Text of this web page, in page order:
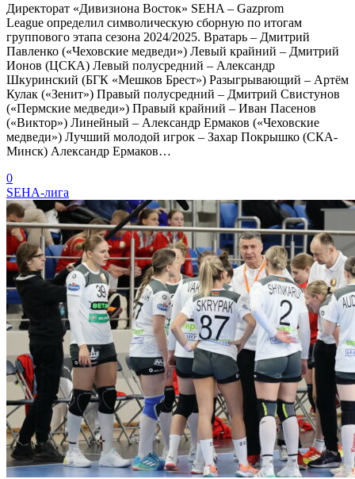
Директорат «Дивизиона Восток» SEHA – Gazprom
League определил символическую сборную по итогам
группового этапа сезона 2024/2025. Вратарь – Дмитрий
Павленко («Чеховские медведи») Левый крайний – Дмитрий
Ионов (ЦСКА) Левый полусредний – Александр
Шкуринский (БГК «Мешков Брест») Разыгрывающий – Артём
Кулак («Зенит») Правый полусредний – Дмитрий Свистунов
(«Пермские медведи») Правый крайний – Иван Пасенов
(«Виктор») Линейный – Александр Ермаков («Чеховские
медведи») Лучший молодой игрок – Захар Покрышко (СКА-
Минск) Александр Ермаков…
0
SEHA-лига